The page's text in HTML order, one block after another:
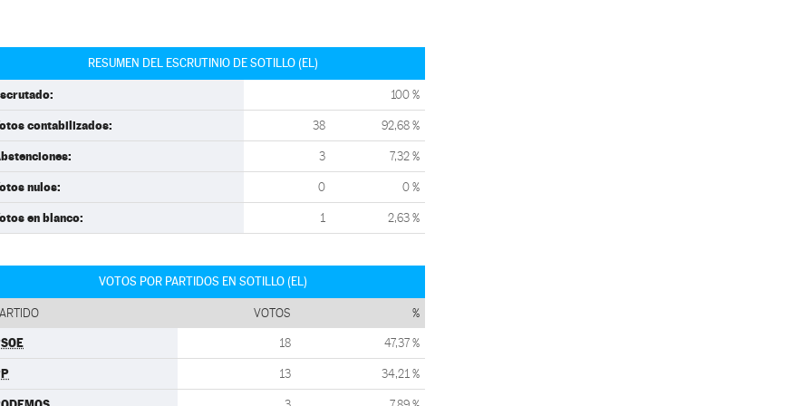
RESUMEN DEL ESCRUTINIO DE SOTILLO (EL)
100 %
contabilizados: 38 92,68 %
3 7,32 %
nulos: 0 0 %
en blanco: 1 2,63 %
VOTOS POR PARTIDOS EN SOTILLO (EL)
VOTOS %
18 47,37 %
13 34,21 %